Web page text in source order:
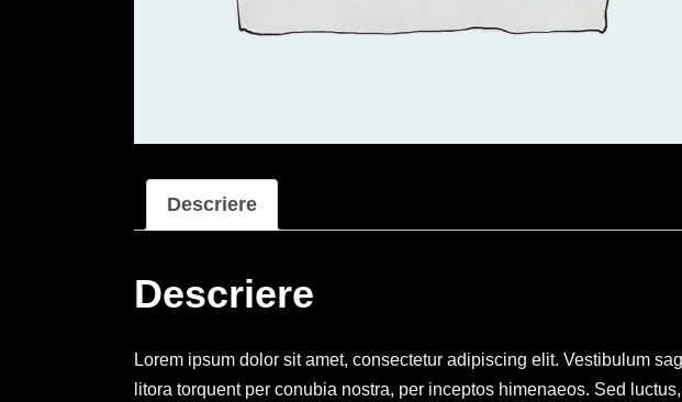
Descriere
Descriere
Lorem ipsum dolor sit amet, consectetur adipiscing elit. Vestibulum
litora torquent per conubia nostra, per inceptos himenaeos. Sed